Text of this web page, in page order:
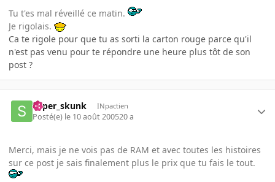
Tu t'es mal réveillé ce matin.
Je rigolais.
Ca te rigole pour que tu as sorti la carton rouge parce qu'il
n'est pas venu pour te répondre une heure plus tôt de son
post ?
super_skunk INpactien
Posté(e) le 10 août 200520 a
Merci, mais je ne vois pas de RAM et avec toutes les histoires
sur ce post je sais finalement plus le prix que tu fais le tout.